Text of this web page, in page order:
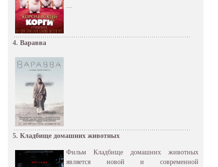
4. Варавва
5. Кладбище домашних животных
Фильм Кладбище домашних животных
является новой и современной